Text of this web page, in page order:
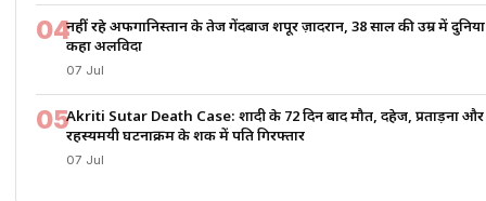
04नहीं रहे अफगानिस्तान के तेज गेंदबाज शपूर ज़ादरान, 38 साल की उम्र में
कहा अलविदा
07 Jul
05Akriti Sutar Death Case: शादी के 72 दिन बाद मौत, दहेज, प्रताड़ना और
रहस्यमयी घटनाक्रम के शक में पति गिरफ्तार
07 Jul